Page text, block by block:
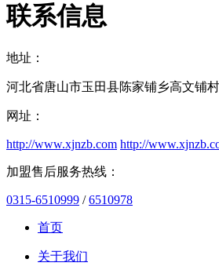
联系信息
地址：
河北省唐山市玉田县陈家铺乡高文铺
网址：
http://www.xjnzb.com http://
加盟售后服务热线：
0315-6510999 /6510978
首页
关于我们